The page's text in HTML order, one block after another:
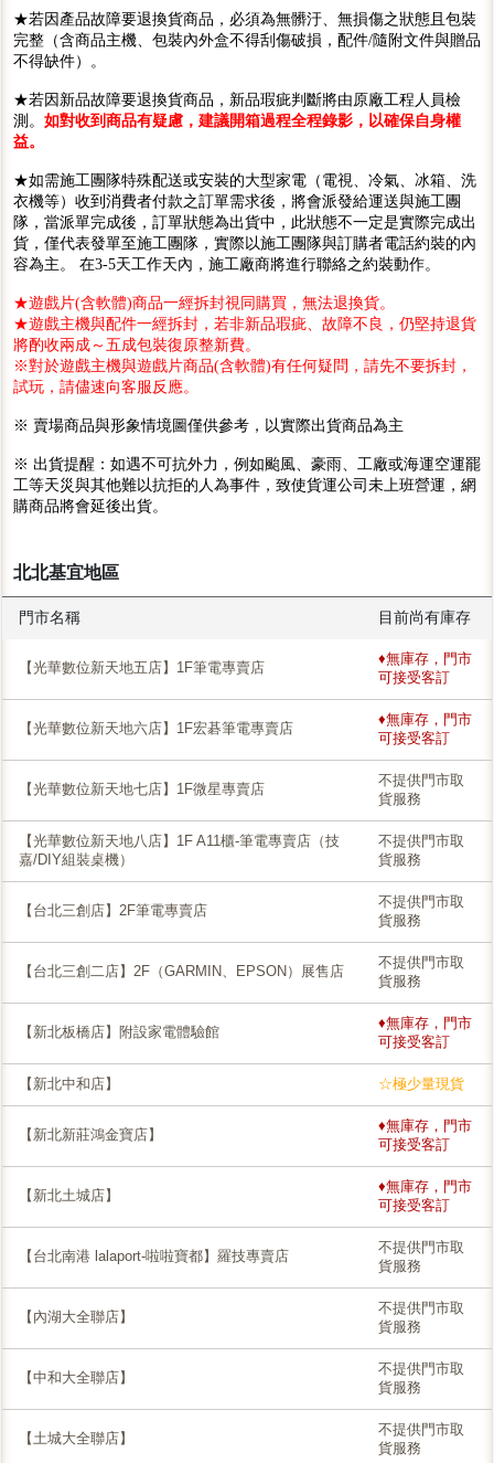
★若因產品故障要退換貨商品，必須為無髒汙、無損傷之狀態且包裝
完整（含商品主機、包裝內外盒不得刮傷破損，配件/隨附文件與贈品
不得缺件）。
★若因新品故障要退換貨商品，新品瑕疵判斷將由原廠工程人員檢
測。 如對收到商品有疑慮，建議開箱過程全程錄影，以確保自身權
益。
★如需施工團隊特殊配送或安裝的大型家電（電視、冷氣、冰箱、洗
衣機等）收到消費者付款之訂單需求後，將會派發給運送與施工團
隊，當派單完成後，訂單狀態為出貨中，此狀態不一定是實際完成出
貨，僅代表發單至施工團隊，實際以施工團隊與訂購者電話約裝的內
容為主。 在3-5天工作天內，施工廠商將進行聯絡之約裝動作。
★遊戲片(含軟體)商品一經拆封視同購買，無法退換貨。
★遊戲主機與配件一經拆封，若非新品瑕疵、故障不良，仍堅持退貨
將酌收兩成～五成包裝復原整新費。
※對於遊戲主機與遊戲片商品(含軟體)有任何疑問，請先不要拆封，
試玩，請儘速向客服反應。
※ 賣場商品與形象情境圖僅供參考，以實際出貨商品為主
※ 出貨提醒：如遇不可抗外力，例如颱風、豪雨、工廠或海運空運罷
工等天災與其他難以抗拒的人為事件，致使貨運公司未上班營運，網
購商品將會延後出貨。
北北基宜地區
門市名稱 目前尚有庫存
【光華數位新天地五店】1F筆電專賣店
♦無庫存，門市
可接受客訂
【光華數位新天地六店】1F宏碁筆電專賣店
♦無庫存，門市
可接受客訂
【光華數位新天地七店】1F微星專賣店
不提供門市取
貨服務
【光華數位新天地八店】1F A11櫃-筆電專賣店（技
嘉/DIY組裝桌機）
不提供門市取
貨服務
【台北三創店】2F筆電專賣店
不提供門市取
貨服務
【台北三創二店】2F（GARMIN、EPSON）展售店
不提供門市取
貨服務
【新北板橋店】附設家電體驗館
♦無庫存，門市
可接受客訂
【新北中和店】 ☆極少量現貨
【新北新莊鴻金寶店】
♦無庫存，門市
可接受客訂
【新北土城店】
♦無庫存，門市
可接受客訂
【台北南港 lalaport-啦啦寶都】羅技專賣店
不提供門市取
貨服務
【內湖大全聯店】
不提供門市取
貨服務
【中和大全聯店】
不提供門市取
貨服務
【土城大全聯店】
不提供門市取
貨服務